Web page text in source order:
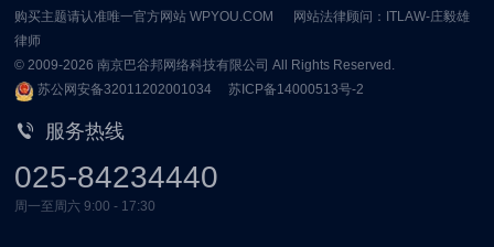
购买主题请认准唯一官方网站 WPYOU.COM 网站法律顾问：ITLAW-庄毅雄
律师
© 2009-2026南京巴谷邦网络科技有限公司 All Rights Reserved.
苏公网安备32011202001034
苏ICP备14000513号-2
服务热线
025-84234440
周一至周六 9:00 - 17:30